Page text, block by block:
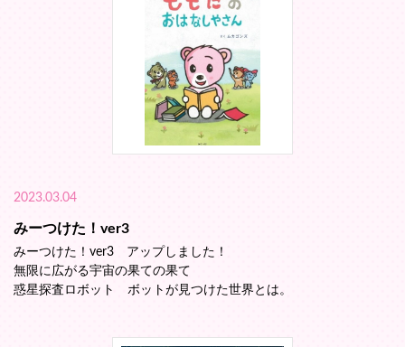
2023.03.04
みーつけた！ver3
みーつけた！ver3 アップしました！
無限に広がる宇宙の果ての果て
惑星探査ロボット ボットが見つけた世界とは。